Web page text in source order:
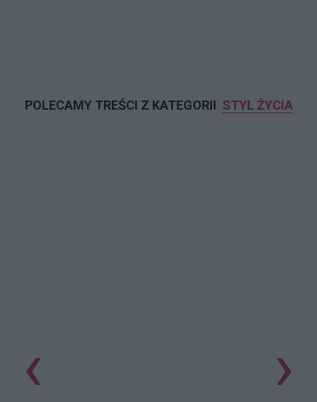
POLECAMY TREŚCI Z KATEGORII STYL ŻYCIA
‹ ›